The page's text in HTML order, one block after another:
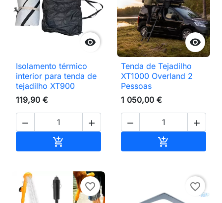

Isolamento térmico
interior para tenda de
tejadilho XT900
119,90 €
 


Tenda de Tejadilho
XT1000 Overland 2
Pessoas
1 050,00 €
 

favorite_border favorite_border